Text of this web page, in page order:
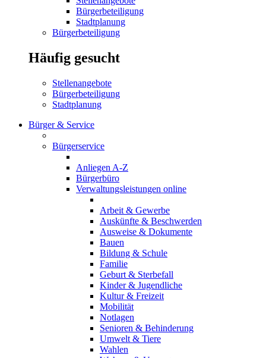
Bürgerbeteiligung
Stadtplanung
Bürgerbeteiligung
Häufig gesucht
Stellenangebote
Bürgerbeteiligung
Stadtplanung
Bürger & Service
Bürgerservice
Anliegen A-Z
Bürgerbüro
Verwaltungsleistungen online
Arbeit & Gewerbe
Auskünfte & Beschwerden
Ausweise & Dokumente
Bauen
Bildung & Schule
Familie
Geburt & Sterbefall
Kinder & Jugendliche
Kultur & Freizeit
Mobilität
Notlagen
Senioren & Behinderung
Umwelt & Tiere
Wahlen